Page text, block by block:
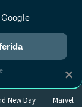
RANKINGS CINE
New Day Marvel
×